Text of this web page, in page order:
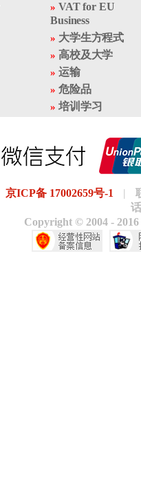
VAT for EU
Business
大学生方程式
高校及大学
运输
危险品
培训学习
京ICP备 17002659号-1 |
Copyright © 2004 -